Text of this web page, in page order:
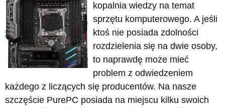
kopalnia wiedzy na temat
sprzętu komputerowego. A jeśli
ktoś nie posiada zdolności
rozdzielenia się na dwie osoby,
to naprawdę może mieć
problem z odwiedzeniem
każdego z liczących się producentów. Na nasze
szczęście PurePC posiada na miejscu kilku swoich